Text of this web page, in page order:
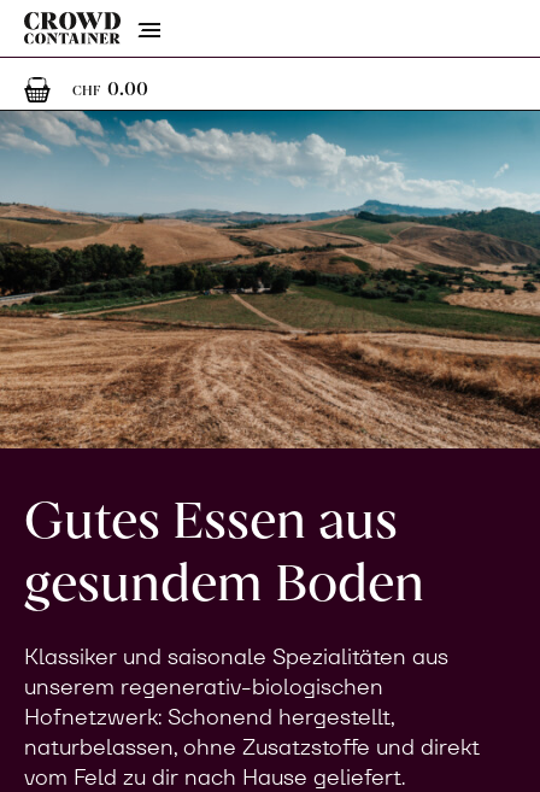
Menu
CHF 0.000 Artikel im Warenkorb
Gutes Essen aus
gesundem Boden
Klassiker und saisonale Spezialitäten aus
unserem regenerativ-biologischen
Hofnetzwerk: Schonend hergestellt,
naturbelassen, ohne Zusatzstoffe und direkt
vom Feld zu dir nach Hause geliefert.